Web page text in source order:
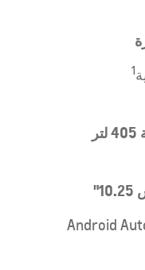
1
Android